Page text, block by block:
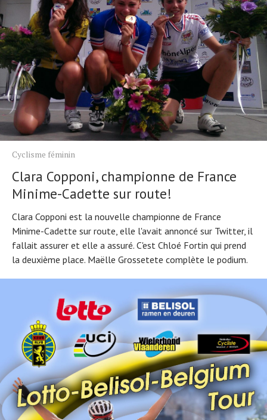
Cyclisme féminin
Clara Copponi, championne de France
Minime-Cadette sur route!
Clara Copponi est la nouvelle championne de France
Minime-Cadette sur route, elle l'avait annoncé sur Twitter, il
fallait assurer et elle a assuré. C'est Chloé Fortin qui prend
la deuxième place. Maëlle Grossetete complète le podium.